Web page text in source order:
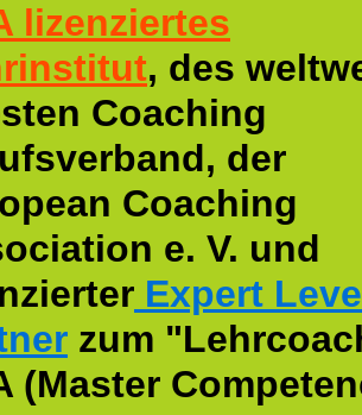
lizenziertes
, des
Coaching
der
Coaching
e. V. und
Expert
zum
(Master